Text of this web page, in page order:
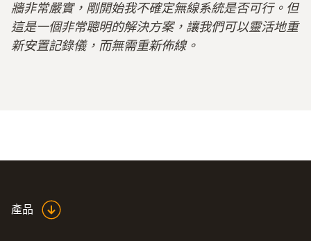
牆非常嚴實，剛開始我不確定無線系統是否可行。但
這是一個非常聰明的解決方案，讓我們可以靈活地重
新安置記錄儀，而無需重新佈線。
產品